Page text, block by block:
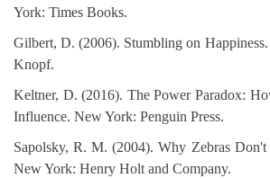
York: Times Books.
Gilbert, D. (2006). Stumbling on
Knopf.
Keltner, D. (2016). The Power Paradox:
Influence. New York: Penguin Press.
Sapolsky, R. M. (2004). Why Zebras
New York: Henry Holt and Company.